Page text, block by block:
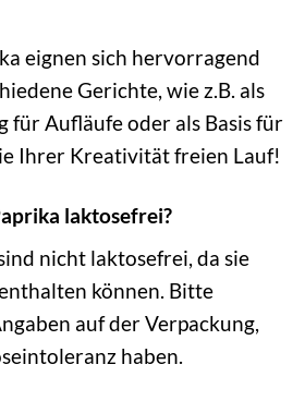
eignen sich hervorragend
Gerichte, wie z.B. als
für Aufläufe oder als Basis für
Ihrer Kreativität freien Lauf!
laktosefrei?
nicht laktosefrei, da sie
können. Bitte
auf der Verpackung,
haben.